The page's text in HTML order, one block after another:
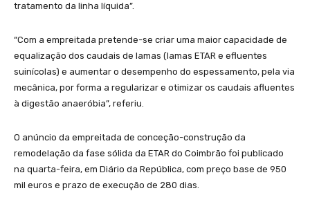
tratamento da linha líquida”.
“Com a empreitada pretende-se criar uma maior capacidade de
equalização dos caudais de lamas (lamas ETAR e efluentes
suinícolas) e aumentar o desempenho do espessamento, pela via
mecânica, por forma a regularizar e otimizar os caudais afluentes
à digestão anaeróbia”, referiu.
O anúncio da empreitada de conceção-construção da
remodelação da fase sólida da ETAR do Coimbrão foi publicado
na quarta-feira, em Diário da República, com preço base de 950
mil euros e prazo de execução de 280 dias.